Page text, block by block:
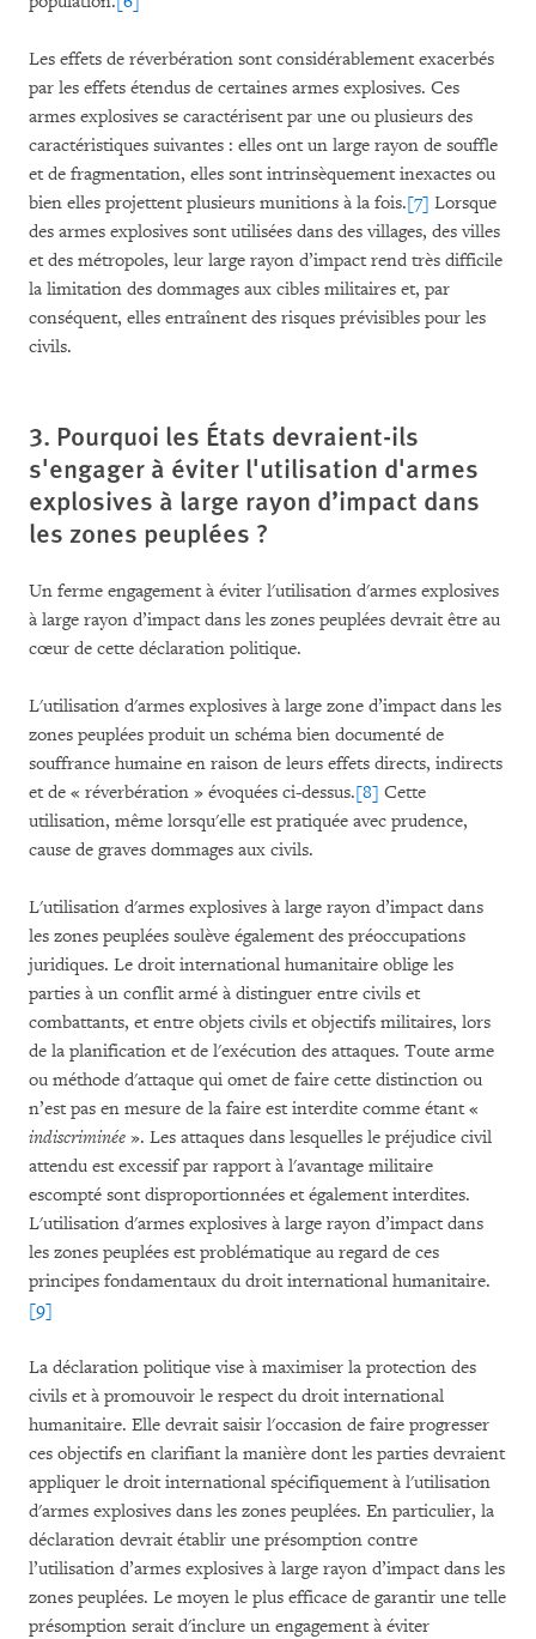
Les effets de réverbération sont considérablement exacerbés
par les effets étendus de certaines armes explosives. Ces
armes explosives se caractérisent par une ou plusieurs des
caractéristiques suivantes : elles ont un large rayon de souffle
et de fragmentation, elles sont intrinsèquement inexactes ou
bien elles projettent plusieurs munitions à la fois.[7] Lorsque
des armes explosives sont utilisées dans des villages, des villes
et des métropoles, leur large rayon d’impact rend très difficile
la limitation des dommages aux cibles militaires et, par
conséquent, elles entraînent des risques prévisibles pour les
civils.
3. Pourquoi les États devraient-ils
s'engager à éviter l'utilisation d'armes
explosives à large rayon d’impact dans
les zones peuplées ?
Un ferme engagement à éviter l'utilisation d'armes explosives
à large rayon d’impact dans les zones peuplées devrait être au
cœur de cette déclaration politique.
L'utilisation d'armes explosives à large zone d’impact dans les
zones peuplées produit un schéma bien documenté de
souffrance humaine en raison de leurs effets directs, indirects
et de « réverbération » évoquées ci-dessus.[8] Cette
utilisation, même lorsqu'elle est pratiquée avec prudence,
cause de graves dommages aux civils.
L'utilisation d'armes explosives à large rayon d’impact dans
les zones peuplées soulève également des préoccupations
juridiques. Le droit international humanitaire oblige les
parties à un conflit armé à distinguer entre civils et
combattants, et entre objets civils et objectifs militaires, lors
de la planification et de l'exécution des attaques. Toute arme
ou méthode d'attaque qui omet de faire cette distinction ou
n’est pas en mesure de la faire est interdite comme étant «
indiscriminée ». Les attaques dans lesquelles le préjudice civil
attendu est excessif par rapport à l'avantage militaire
escompté sont disproportionnées et également interdites.
L'utilisation d'armes explosives à large rayon d’impact dans
les zones peuplées est problématique au regard de ces
principes fondamentaux du droit international humanitaire.
[9]
La déclaration politique vise à maximiser la protection des
civils et à promouvoir le respect du droit international
humanitaire. Elle devrait saisir l'occasion de faire progresser
ces objectifs en clarifiant la manière dont les parties devraient
appliquer le droit international spécifiquement à l'utilisation
d'armes explosives dans les zones peuplées. En particulier, la
déclaration devrait établir une présomption contre
l’utilisation d’armes explosives à large rayon d’impact dans les
zones peuplées. Le moyen le plus efficace de garantir une telle
présomption serait d'inclure un engagement à éviter